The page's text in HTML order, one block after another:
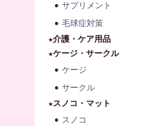
サプリメント
毛球症対策
★介護・ケア用品
★ケージ・サークル
ケージ
サークル
★スノコ・マット
スノコ